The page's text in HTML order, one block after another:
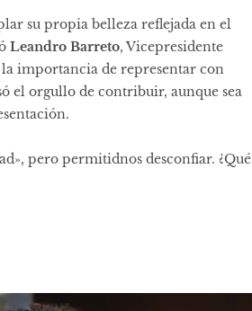
su propia belleza reflejada en el
Leandro Barreto, Vicepresidente
la importancia de representar con
el orgullo de contribuir, aunque sea
pero permitidnos desconfiar. ¿Qué